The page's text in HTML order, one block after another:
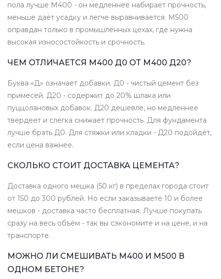
пола лучше М400 - он медленнее набирает прочность,
меньше даёт усадку и легче выравнивается. М500
оправдан только в промышленных цехах, где нужна
высокая износостойкость и срочность.
ЧЕМ ОТЛИЧАЕТСЯ М400 Д0 ОТ М400 Д20?
Буква «Д» означает добавки. Д0 - чистый цемент без
примесей. Д20 - содержит до 20% шлака или
пуццолановых добавок. Д20 дешевле, но медленнее
твердеет и слегка снижает прочность. Для фундамента
лучше брать Д0. Для стяжки или кладки - Д20 подойдёт,
если цена важнее.
СКОЛЬКО СТОИТ ДОСТАВКА ЦЕМЕНТА?
Доставка одного мешка (50 кг) в пределах города стоит
от 150 до 300 рублей. Но если заказываете 10 и более
мешков - доставка часто бесплатная. Лучше покупать
сразу на весь объём - так вы сэкономите и на цене, и на
транспорте.
МОЖНО ЛИ СМЕШИВАТЬ М400 И М500 В
ОДНОМ БЕТОНЕ?